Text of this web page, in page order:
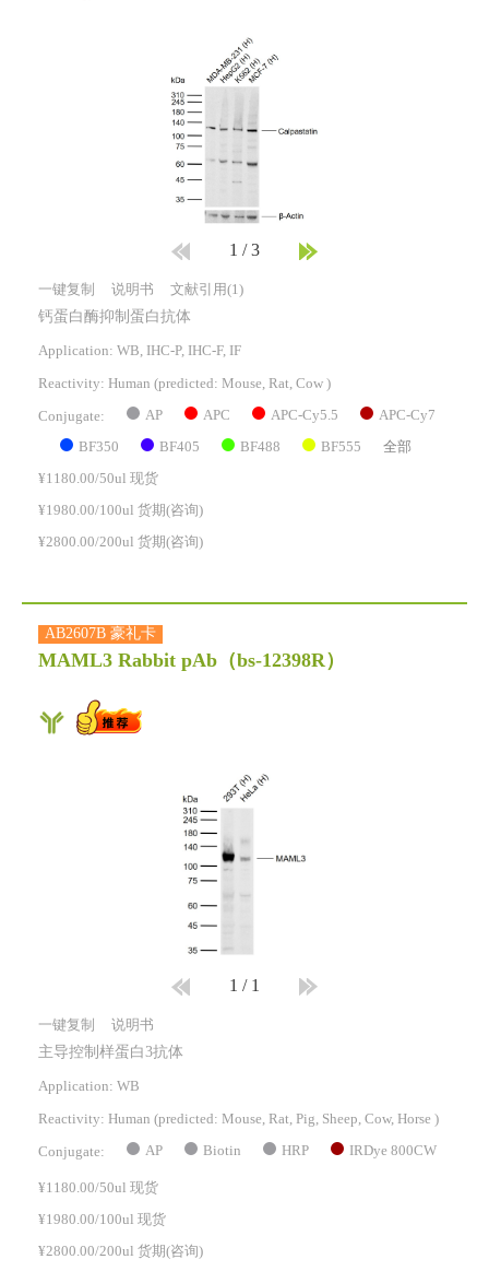
1 /3
一键复制 说明书 文献引用(1)
钙蛋白酶抑制蛋白抗体
Application: WB, IHC-P, IHC-F, IF
Reactivity: Human (predicted: Mouse, Rat, Cow )
Conjugate: AP APC APC-Cy5.5 APC-Cy7
BF350 BF405 BF488 BF555 全部
¥1180.00/50ul 现货
¥1980.00/100ul 货期(咨询)
¥2800.00/200ul 货期(咨询)
AB2607B 豪礼卡
MAML3 Rabbit pAb （bs-12398R）
1 / 1
一键复制 说明书
主导控制样蛋白3抗体
Application: WB
Reactivity: Human (predicted: Mouse, Rat, Pig, Sheep, Cow, Horse )
Conjugate: AP Biotin HRP IRDye 800CW
¥1180.00/50ul 现货
¥1980.00/100ul 现货
¥2800.00/200ul 货期(咨询)